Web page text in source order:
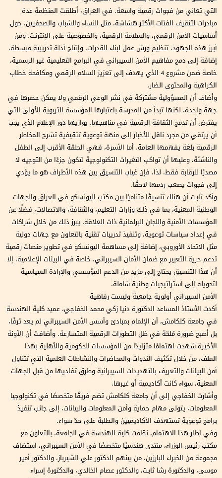
التي تعاني من فجوات رقمية واسعة. في العراق، أطلقت المنظمة عدة
مبادرات لتثقيف الفئات الأكثر هشاشة، مثل النساء والشباب والصحفيين، حول
أساسيات الأمن الرقمي، والسلامة الرقمية، والخصوصية على الإنترنت. ومن
أبرز هذه الجهود، تنظيم ورش عمل لبناء القدرات، وإنتاج أدلة تدريبية مبسطة،
إضافة إلى دمج مفاهيم الأمن السيبراني في البرامج التعليمية غير الرسمية،
خاصة ضمن مشروع 4 الذي يهدف إلى تعزيز السلام الرقمي ومكافحة خطاب
الكراهية والمحتوى الضار.
وأضاف أن المسؤولية مشتركة في نشر الوعي الرقمي ولا يمكن حصرها في
جهة واحدة، لكنها تبدأ من المدرسة باعتبارها المؤسسة التربوية الأولى التي
يفترض أن تدمج الثقافة الرقمية في مناهجها. يوازيها دور الإعلام الذي يجب
أن يرتقي من مجرد ناقل للأخبار إلى منصّة توعوية تثقيفية تشرح المخاطر
الرقمية بلغة يفهمها العامة. أما الأسرة، فهي الحلقة الأقرب إلى الطفل
والناشئة، وعليها أن تواكب التغيرات التكنولوجية لتكون جزءًا من التوجيه لا
مصدرًا للرقابة فقط. لذا، فإن غياب التنسيق بين هذه الأطراف هو ما يؤدي
إلى فجوات يصعب ردمها لاحقًا.
وأكد ثابت أن هناك تنسيقًا متناميًا بين مكتب اليونسكو في العراق والجهات
الوطنية المعنية، بما في ذلك وزارات التعليم، والثقافة، والاتصالات، فضلًا عن
المؤسسات الأمنية واللجان البرلمانية ذات العلاقة. يبرز ذلك من خلال شراكات
في إعداد سياسات توعوية، وتنفيذ تدريبات تقنية بالتعاون مع جهات دولية
مثل الاتحاد الأوروبي، إضافة إلى مساهمة اليونسكو في تطوير منصات رقمية
تدعم حرية التعبير مع ضمان الأمان السيبراني، خاصة في البيئات الإعلامية. إلا
أن هذا التنسيق يحتاج إلى مزيد من الدعم المؤسسي والإرادة السياسية
لتحويله إلى استراتيجيات وطنية شاملة.
الأمن السيبراني أولوية جامعية وليست رفاهية
أكدت الأستاذ المساعد الدكتورة دنيا زكي محمد الخفاجي، عميد كلية الهندسة
في جامعة كلكامش، أن الإلمام بمبادئ وأسس الأمن السيبراني لم يعد ترفًا،
بل أصبح ضرورة مُلحّة في ظل التطورات الرقمية المتسارعة. وأضافت أن الآونة
الأخيرة شهدت اهتمامًا متزايدًا من المؤسسات الحكومية والأهلية بهذا
الملف، من خلال تكثيف الندوات والمحاضرات والنشاطات العلمية التي تتناول
أمن البيانات والتعريف بالتهديدات السيبرانية وطرق تفاديها من قبل الجهات
المعنية، سواء كانت أكاديمية أو غيرها.
وأشارت الخفاجي إلى أن جامعة كلكامش تضم فريقًا متخصصًا في تكنولوجيا
المعلومات، يتولى مهام حماية وأمن المعلومات والبيانات، إلى جانب تنفيذ
برامج توعوية تستهدف الأكاديميين والطلبة على حدّ سواء.
وفي إطار هذا الاهتمام، نظّمت كلية الهندسة في الجامعة، بالتعاون مع
مكتب رئيس الوزراء، منتدى هندسيًا متخصصًا في الأمن السيبراني، استضاف
مجموعة من الخبراء البارزين، من بينهم الدكتور علي الشيرباز، والدكتور أمير
موسى، والدكتورة رشا ثابت، والدكتور عصام الخالدي، والدكتورة إسراء